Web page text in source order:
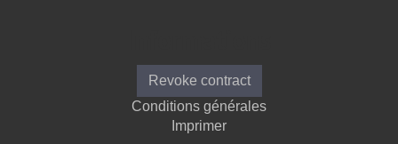
Revoke contract
Conditions générales
Imprimer